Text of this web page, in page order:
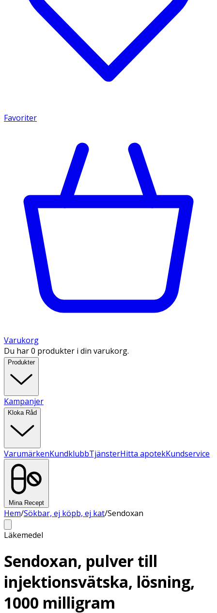
Favoriter
Varukorg
Du har 0 produkter i din varukorg.
Produkter
Kampanjer
Kloka Råd
VarumärkenKundklubbTjänsterHitta apotekKundservice
Mina Recept
Hem/Sökbar, ej köpb, ej kat/Sendoxan
Läkemedel
Sendoxan, pulver till
injektionsvätska, lösning,
1000 milligram